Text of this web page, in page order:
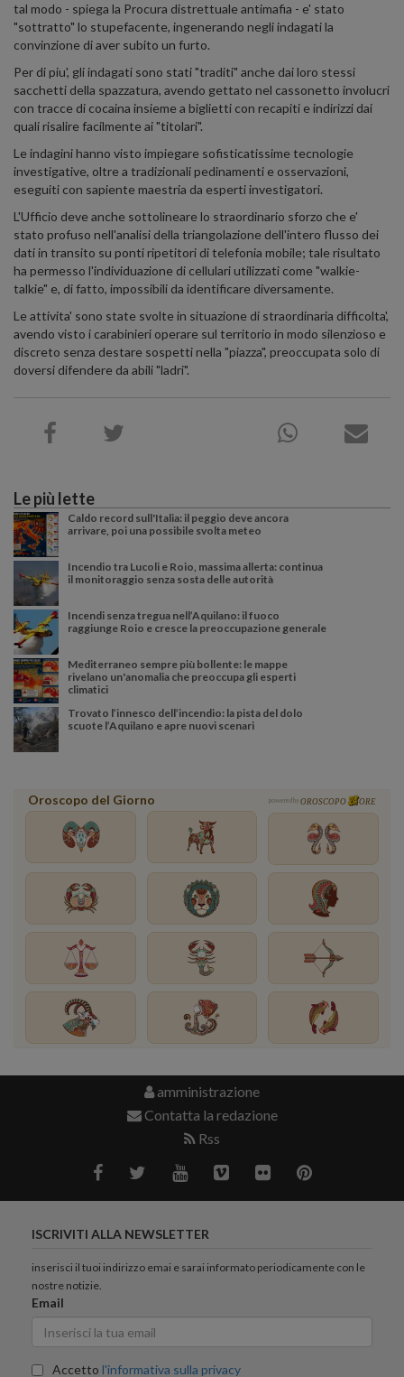
tal modo - spiega la Procura distrettuale antimafia - e' stato
"sottratto" lo stupefacente, ingenerando negli indagati la
convinzione di aver subito un furto.
Per di piu', gli indagati sono stati "traditi" anche dai loro stessi
sacchetti della spazzatura, avendo gettato nel cassonetto involucri
con tracce di cocaina insieme a biglietti con recapiti e indirizzi dai
quali risalire facilmente ai "titolari".
Le indagini hanno visto impiegare sofisticatissime tecnologie
investigative, oltre a tradizionali pedinamenti e osservazioni,
eseguiti con sapiente maestria da esperti investigatori.
L'Ufficio deve anche sottolineare lo straordinario sforzo che e'
stato profuso nell'analisi della triangolazione dell'intero flusso dei
dati in transito su ponti ripetitori di telefonia mobile; tale risultato
ha permesso l'individuazione di cellulari utilizzati come "walkie-
talkie" e, di fatto, impossibili da identificare diversamente.
Le attivita' sono state svolte in situazione di straordinaria difficolta',
avendo visto i carabinieri operare sul territorio in modo silenzioso e
discreto senza destare sospetti nella "piazza", preoccupata solo di
doversi difendere da abili "ladri".
Le più lette
Caldo record sull'Italia: il peggio deve ancora
arrivare, poi una possibile svolta meteo
Incendio tra Lucoli e Roio, massima allerta: continua
il monitoraggio senza sosta delle autorità
Incendi senza tregua nell’Aquilano: il fuoco
raggiunge Roio e cresce la preoccupazione generale
Mediterraneo sempre più bollente: le mappe
rivelano un'anomalia che preoccupa gli esperti
climatici
Trovato l’innesco dell’incendio: la pista del dolo
scuote l’Aquilano e apre nuovi scenari
Oroscopo del Giorno powered by OROSCOPO ORE
amministrazione
Contatta la redazione
Rss
ISCRIVITI ALLA NEWSLETTER
inserisci il tuoi indirizzo emai e sarai informato periodicamente con le
nostre notizie.
Email
Accetto l'informativa sulla privacy